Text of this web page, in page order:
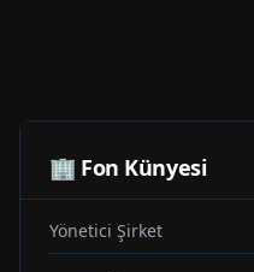
🏢 Fon Künyesi
Yönetici Şirket